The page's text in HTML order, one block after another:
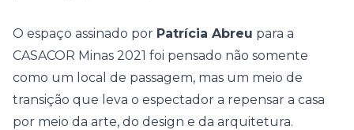
O espaço assinado por Patrícia Abreu para a
CASACOR Minas 2021 foi pensado não somente
como um local de passagem, mas um meio de
transição que leva o espectador a repensar a casa
por meio da arte, do design e da arquitetura.